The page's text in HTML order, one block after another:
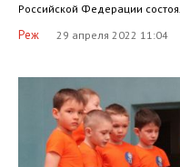
Российской Федерации
Реж 29 апреля 2022 11:04